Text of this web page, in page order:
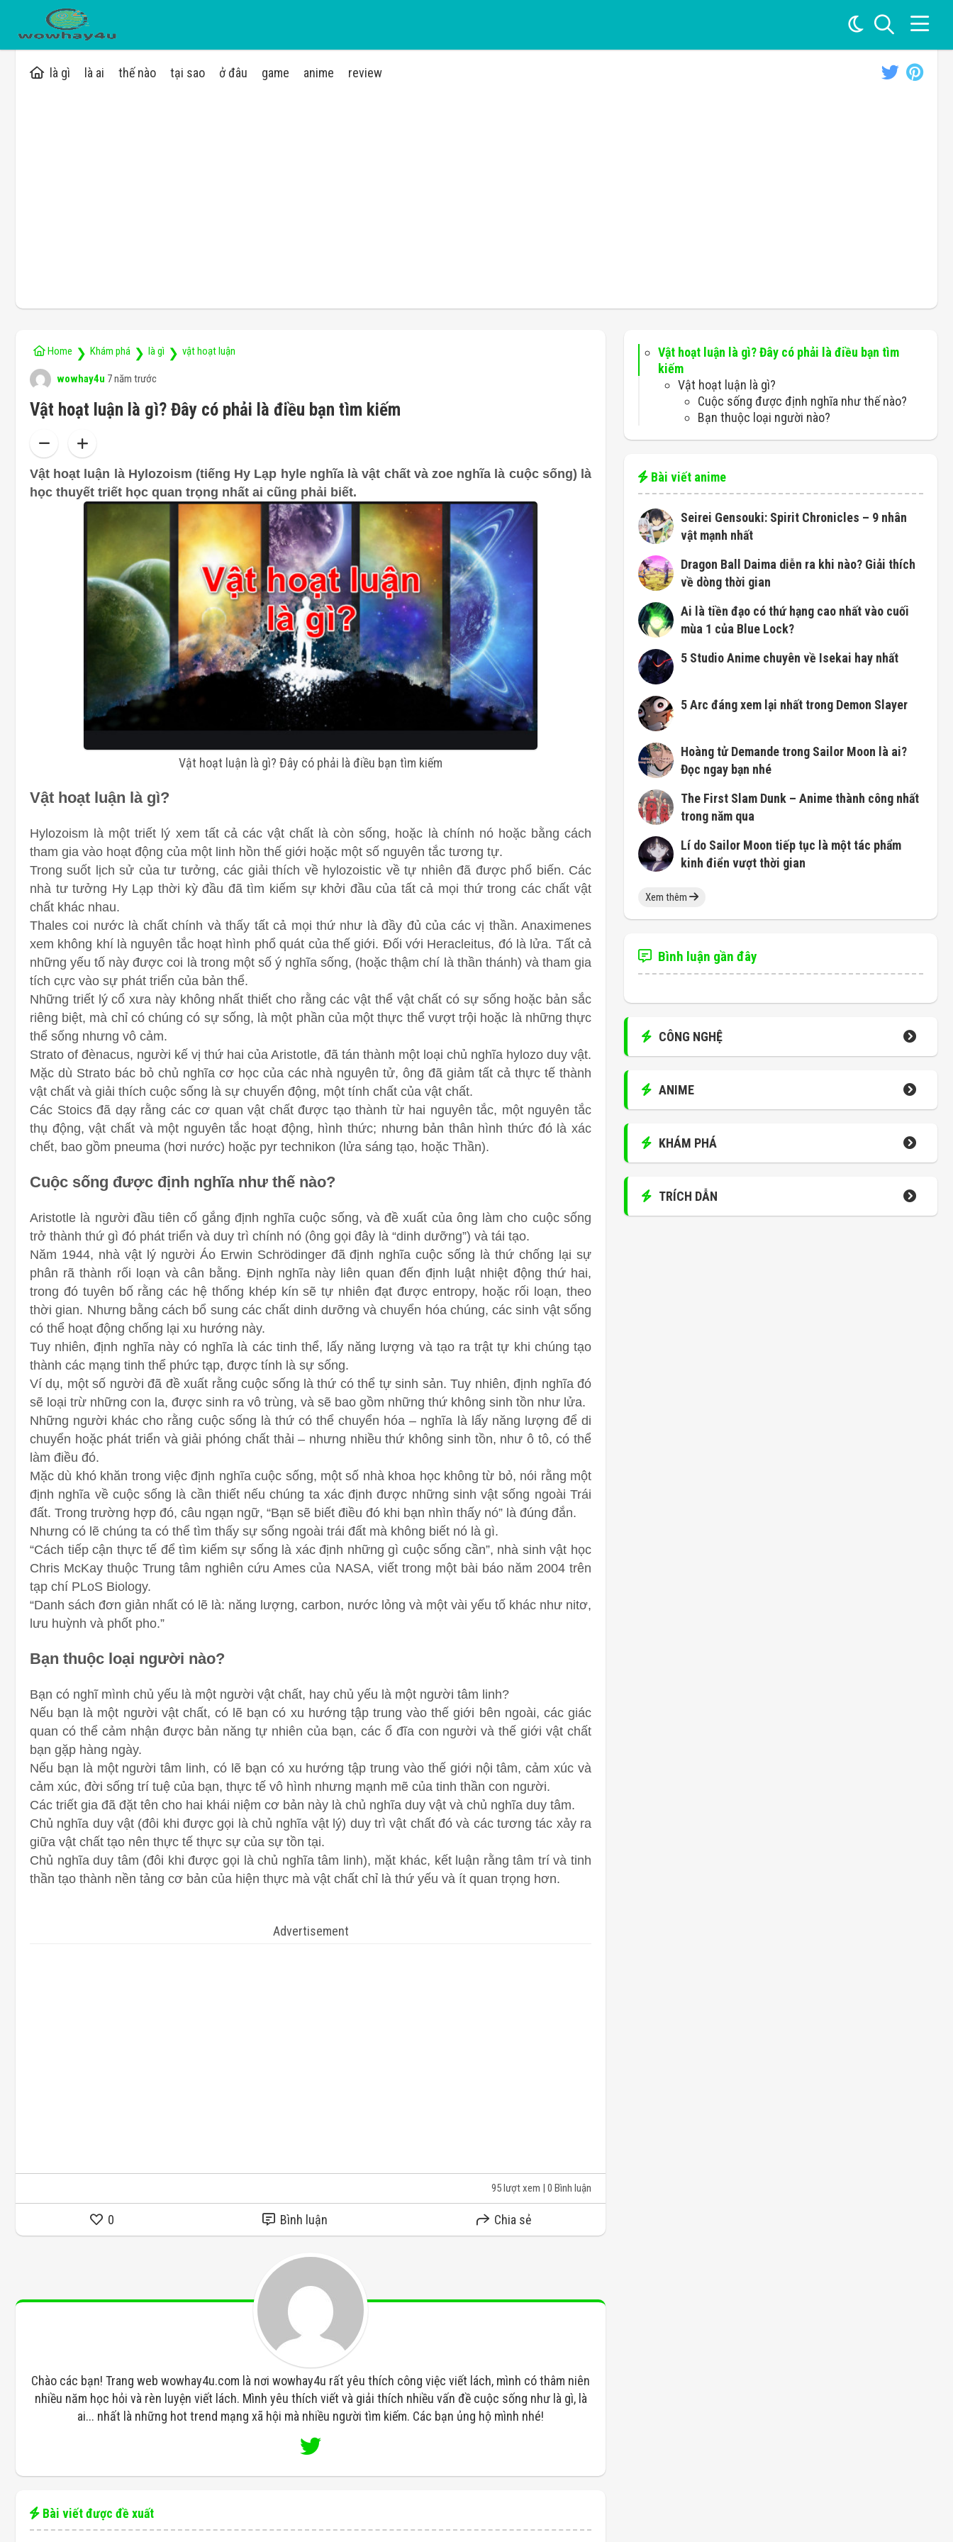
là gì là ai thế nào tại sao ở đâu game anime review
Home ❯ Khám phá ❯ là gì ❯ vật hoạt luận
wowhay4u 7 năm trước
Vật hoạt luận là gì? Đây có phải là điều bạn tìm kiếm
Vật hoạt luận là Hylozoism (tiếng Hy Lạp hyle nghĩa là vật chất và zoe nghĩa là cuộc sống) là
học thuyết triết học quan trọng nhất ai cũng phải biết.
Vật hoạt luận là gì? Đây có phải là điều bạn tìm kiếm
Vật hoạt luận là gì?
Hylozoism là một triết lý xem tất cả các vật chất là còn sống, hoặc là chính nó hoặc bằng cách
tham gia vào hoạt động của một linh hồn thế giới hoặc một số nguyên tắc tương tự.
Trong suốt lịch sử của tư tưởng, các giải thích về hylozoistic về tự nhiên đã được phổ biến. Các
nhà tư tưởng Hy Lạp thời kỳ đầu đã tìm kiếm sự khởi đầu của tất cả mọi thứ trong các chất vật
chất khác nhau.
Thales coi nước là chất chính và thấy tất cả mọi thứ như là đầy đủ của các vị thần. Anaximenes
xem không khí là nguyên tắc hoạt hình phổ quát của thế giới. Đối với Heracleitus, đó là lửa. Tất cả
những yếu tố này được coi là trong một số ý nghĩa sống, (hoặc thậm chí là thần thánh) và tham gia
tích cực vào sự phát triển của bản thể.
Những triết lý cổ xưa này không nhất thiết cho rằng các vật thể vật chất có sự sống hoặc bản sắc
riêng biệt, mà chỉ có chúng có sự sống, là một phần của một thực thể vượt trội hoặc là những thực
thể sống nhưng vô cảm.
Strato of đènacus, người kế vị thứ hai của Aristotle, đã tán thành một loại chủ nghĩa hylozo duy vật.
Mặc dù Strato bác bỏ chủ nghĩa cơ học của các nhà nguyên tử, ông đã giảm tất cả thực tế thành
vật chất và giải thích cuộc sống là sự chuyển động, một tính chất của vật chất.
Các Stoics đã dạy rằng các cơ quan vật chất được tạo thành từ hai nguyên tắc, một nguyên tắc
thụ động, vật chất và một nguyên tắc hoạt động, hình thức; nhưng bản thân hình thức đó là xác
chết, bao gồm pneuma (hơi nước) hoặc pyr technikon (lửa sáng tạo, hoặc Thần).
Cuộc sống được định nghĩa như thế nào?
Aristotle là người đầu tiên cố gắng định nghĩa cuộc sống, và đề xuất của ông làm cho cuộc sống
trở thành thứ gì đó phát triển và duy trì chính nó (ông gọi đây là “dinh dưỡng”) và tái tạo.
Năm 1944, nhà vật lý người Áo Erwin Schrödinger đã định nghĩa cuộc sống là thứ chống lại sự
phân rã thành rối loạn và cân bằng. Định nghĩa này liên quan đến định luật nhiệt động thứ hai,
trong đó tuyên bố rằng các hệ thống khép kín sẽ tự nhiên đạt được entropy, hoặc rối loạn, theo
thời gian. Nhưng bằng cách bổ sung các chất dinh dưỡng và chuyển hóa chúng, các sinh vật sống
có thể hoạt động chống lại xu hướng này.
Tuy nhiên, định nghĩa này có nghĩa là các tinh thể, lấy năng lượng và tạo ra trật tự khi chúng tạo
thành các mạng tinh thể phức tạp, được tính là sự sống.
Ví dụ, một số người đã đề xuất rằng cuộc sống là thứ có thể tự sinh sản. Tuy nhiên, định nghĩa đó
sẽ loại trừ những con la, được sinh ra vô trùng, và sẽ bao gồm những thứ không sinh tồn như lửa.
Những người khác cho rằng cuộc sống là thứ có thể chuyển hóa – nghĩa là lấy năng lượng để di
chuyển hoặc phát triển và giải phóng chất thải – nhưng nhiều thứ không sinh tồn, như ô tô, có thể
làm điều đó.
Mặc dù khó khăn trong việc định nghĩa cuộc sống, một số nhà khoa học không từ bỏ, nói rằng một
định nghĩa về cuộc sống là cần thiết nếu chúng ta xác định được những sinh vật sống ngoài Trái
đất. Trong trường hợp đó, câu ngạn ngữ, “Bạn sẽ biết điều đó khi bạn nhìn thấy nó” là đúng đắn.
Nhưng có lẽ chúng ta có thể tìm thấy sự sống ngoài trái đất mà không biết nó là gì.
“Cách tiếp cận thực tế để tìm kiếm sự sống là xác định những gì cuộc sống cần”, nhà sinh vật học
Chris McKay thuộc Trung tâm nghiên cứu Ames của NASA, viết trong một bài báo năm 2004 trên
tạp chí PLoS Biology.
“Danh sách đơn giản nhất có lẽ là: năng lượng, carbon, nước lỏng và một vài yếu tố khác như nitơ,
lưu huỳnh và phốt pho.”
Bạn thuộc loại người nào?
Bạn có nghĩ mình chủ yếu là một người vật chất, hay chủ yếu là một người tâm linh?
Nếu bạn là một người vật chất, có lẽ bạn có xu hướng tập trung vào thế giới bên ngoài, các giác
quan có thể cảm nhận được bản năng tự nhiên của bạn, các ổ đĩa con người và thế giới vật chất
bạn gặp hàng ngày.
Nếu bạn là một người tâm linh, có lẽ bạn có xu hướng tập trung vào thế giới nội tâm, cảm xúc và
cảm xúc, đời sống trí tuệ của bạn, thực tế vô hình nhưng mạnh mẽ của tinh thần con người.
Các triết gia đã đặt tên cho hai khái niệm cơ bản này là chủ nghĩa duy vật và chủ nghĩa duy tâm.
Chủ nghĩa duy vật (đôi khi được gọi là chủ nghĩa vật lý) duy trì vật chất đó và các tương tác xảy ra
giữa vật chất tạo nên thực tế thực sự của sự tồn tại.
Chủ nghĩa duy tâm (đôi khi được gọi là chủ nghĩa tâm linh), mặt khác, kết luận rằng tâm trí và tinh
thần tạo thành nền tảng cơ bản của hiện thực mà vật chất chỉ là thứ yếu và ít quan trọng hơn.
Advertisement
95 lượt xem | 0 Bình luận
0 Bình luận Chia sẻ
Chào các bạn! Trang web wowhay4u.com là nơi wowhay4u rất yêu thích công việc viết lách, mình có thâm niên
nhiều năm học hỏi và rèn luyện viết lách. Mình yêu thích viết và giải thích nhiều vấn đề cuộc sống như là gì, là
ai... nhất là những hot trend mạng xã hội mà nhiều người tìm kiếm. Các bạn ủng hộ mình nhé!
Bài viết được đề xuất
Vật hoạt luận là gì? Đây có phải là điều bạn tìm
kiếm
Vật hoạt luận là gì?
Cuộc sống được định nghĩa như thế nào?
Bạn thuộc loại người nào?
Bài viết anime
Seirei Gensouki: Spirit Chronicles – 9 nhân
vật mạnh nhất
Dragon Ball Daima diễn ra khi nào? Giải thích
về dòng thời gian
Ai là tiền đạo có thứ hạng cao nhất vào cuối
mùa 1 của Blue Lock?
5 Studio Anime chuyên về Isekai hay nhất
5 Arc đáng xem lại nhất trong Demon Slayer
Hoàng tử Demande trong Sailor Moon là ai?
Đọc ngay bạn nhé
The First Slam Dunk – Anime thành công nhất
trong năm qua
Lí do Sailor Moon tiếp tục là một tác phẩm
kinh điển vượt thời gian
Xem thêm
Bình luận gần đây
CÔNG NGHỆ
ANIME
KHÁM PHÁ
TRÍCH DẪN